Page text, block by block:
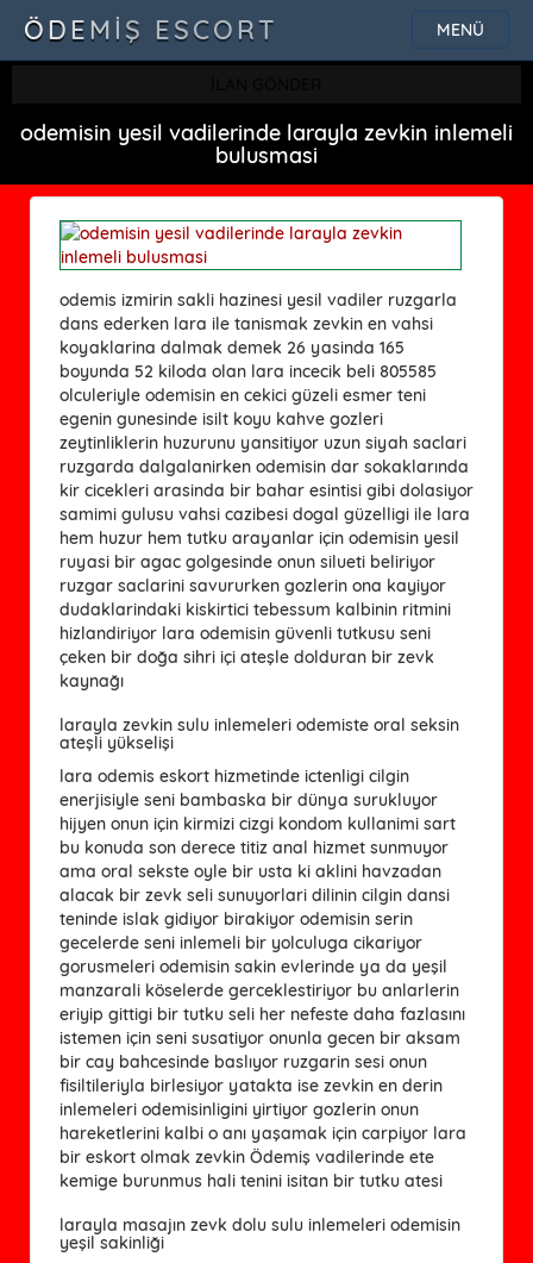
MENÜ
ÖDEMIŞ ESCORT
odemisin yesil vadilerinde larayla zevkin inlemeli
bulusmasi
odemis izmirin sakli hazinesi yesil vadiler ruzgarla
dans ederken lara ile tanismak zevkin en vahsi
koyaklarina dalmak demek 26 yasinda 165
boyunda 52 kiloda olan lara incecik beli 805585
olculeriyle odemisin en cekici güzeli esmer teni
egenin gunesinde isilt koyu kahve gozleri
zeytinliklerin huzurunu yansitiyor uzun siyah saclari
ruzgarda dalgalanirken odemisin dar sokaklarında
kir cicekleri arasinda bir bahar esintisi gibi dolasiyor
samimi gulusu vahsi cazibesi dogal güzelligi ile lara
hem huzur hem tutku arayanlar için odemisin yesil
ruyasi bir agac golgesinde onun silueti beliriyor
ruzgar saclarini savururken gozlerin ona kayiyor
dudaklarindaki kiskirtici tebessum kalbinin ritmini
hizlandiriyor lara odemisin güvenli tutkusu seni
çeken bir doğa sihri içi ateşle dolduran bir zevk
kaynağı
larayla zevkin sulu inlemeleri odemiste oral seksin
ateşli yükselişi
lara odemis eskort hizmetinde ictenligi cilgin
enerjisiyle seni bambaska bir dünya surukluyor
hijyen onun için kirmizi cizgi kondom kullanimi sart
bu konuda son derece titiz anal hizmet sunmuyor
ama oral sekste oyle bir usta ki aklini havzadan
alacak bir zevk seli sunuyorlari dilinin cilgin dansi
teninde islak gidiyor birakiyor odemisin serin
gecelerde seni inlemeli bir yolculuga cikariyor
gorusmeleri odemisin sakin evlerinde ya da yeşil
manzarali köselerde gerceklestiriyor bu anlarlerin
eriyip gittigi bir tutku seli her nefeste daha fazlasını
istemen için seni susatiyor onunla gecen bir aksam
bir cay bahcesinde baslıyor ruzgarin sesi onun
fisiltileriyla birlesiyor yatakta ise zevkin en derin
inlemeleri odemisinligini yirtiyor gozlerin onun
hareketlerini kalbi o anı yaşamak için carpiyor lara
bir eskort olmak zevkin Ödemiş vadilerinde ete
kemige burunmus hali tenini isitan bir tutku atesi
larayla masajın zevk dolu sulu inlemeleri odemisin
yeşil sakinliği